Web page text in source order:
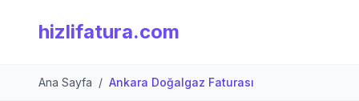
hizlifatura.com
Ana Sayfa / Ankara Doğalgaz Faturası